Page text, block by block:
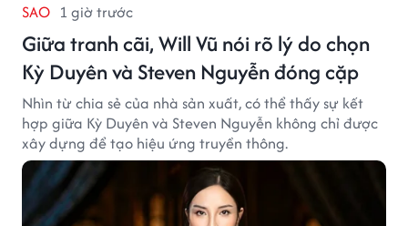
SAO 1 giờ trước
Giữa tranh cãi, Will Vũ nói rõ lý do chọn
Kỳ Duyên và Steven Nguyễn đóng cặp
Nhìn từ chia sẻ của nhà sản xuất, có thể thấy sự kết
hợp giữa Kỳ Duyên và Steven Nguyễn không chỉ được
xây dựng để tạo hiệu ứng truyền thông.